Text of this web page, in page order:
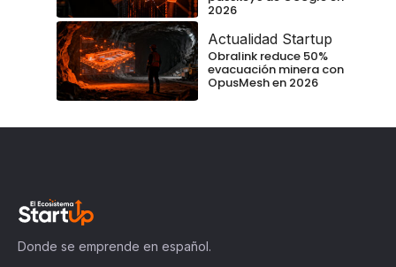
2026
Actualidad Startup
Obralink reduce 50%
evacuación minera con
OpusMesh en 2026
Donde se emprende en español.